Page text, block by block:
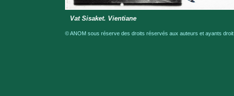
Vat Sisaket. Vientiane
© ANOM sous réserve des droits réservés aux auteurs et ayants droit